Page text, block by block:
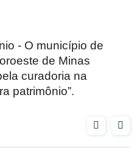
- O município de
de Minas
curadoria na
patrimônio”.